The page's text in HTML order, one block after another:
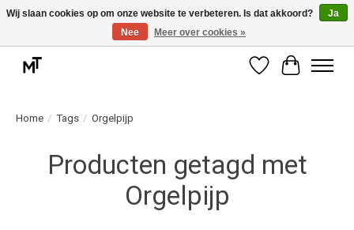
Deskundige installatie of montage nodig? Vraag ons naar de mogelijkheden.
Verlanglijst
Home / Tags / Orgelpijp
Producten getagd met
Orgelpijp
Wij slaan cookies op om onze website te verbeteren. Is dat akkoord?
Ja
Nee
Meer over cookies »